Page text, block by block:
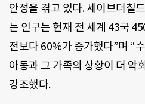
안정을 겪고 있다. 세이브더칠
는 인구는 현재 전 세계 43국
전보다 60%가 증가했다”며 “
아동과 그 가족의 상황이 더 악
강조했다.